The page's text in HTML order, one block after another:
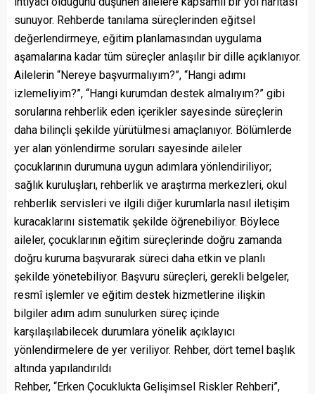
sunuyor. Rehberde tanılama süreçlerinden eğitsel
değerlendirmeye, eğitim planlamasından uygulama
aşamalarına kadar tüm süreçler anlaşılır bir dille açıklanıyor.
Ailelerin “Nereye başvurmalıyım?”, “Hangi adımı
izlemeliyim?”, “Hangi kurumdan destek almalıyım?” gibi
sorularına rehberlik eden içerikler sayesinde süreçlerin
daha bilinçli şekilde yürütülmesi amaçlanıyor. Bölümlerde
yer alan yönlendirme soruları sayesinde aileler
çocuklarının durumuna uygun adımlara yönlendiriliyor;
sağlık kuruluşları, rehberlik ve araştırma merkezleri, okul
rehberlik servisleri ve ilgili diğer kurumlarla nasıl iletişim
kuracaklarını sistematik şekilde öğrenebiliyor. Böylece
aileler, çocuklarının eğitim süreçlerinde doğru zamanda
doğru kuruma başvurarak süreci daha etkin ve planlı
şekilde yönetebiliyor. Başvuru süreçleri, gerekli belgeler,
resmî işlemler ve eğitim destek hizmetlerine ilişkin
bilgiler adım adım sunulurken süreç içinde
karşılaşılabilecek durumlara yönelik açıklayıcı
yönlendirmelere de yer veriliyor. Rehber, dört temel başlık
altında yapılandırıldı
Rehber, “Erken Çocuklukta Gelişimsel Riskler Rehberi”,